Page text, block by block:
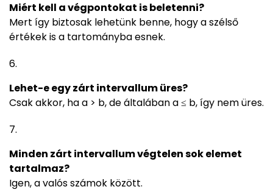
Miért kell a végpontokat is beletenni?
Mert így biztosak lehetünk benne, hogy a szélső
értékek is a tartományba esnek.
Lehet-e egy zárt intervallum üres?
Csak akkor, ha a > b, de általában a ≤ b, így nem üres.
Minden zárt intervallum végtelen sok elemet
tartalmaz?
Igen, a valós számok között.